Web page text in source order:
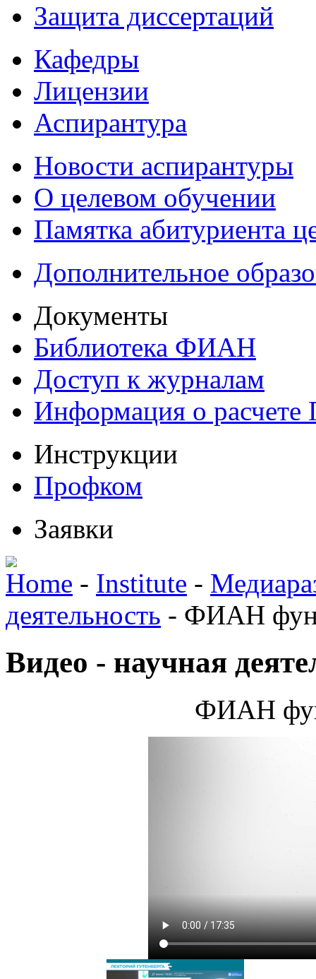
Защита диссертаций
Кафедры
Лицензии
Аспирантура
Новости аспирантуры
О целевом обучении
Памятка абитуриента
Дополнительное
Документы
Библиотека ФИАН
Доступ к журналам
Информация о
Инструкции
Профком
Заявки
Home - Institute -
деятельность - ФИАН
Видео - научная
ФИАН